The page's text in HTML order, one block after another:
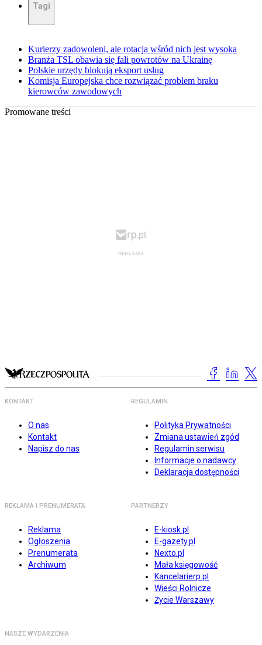
Tagi
Kurierzy zadowoleni, ale rotacja wśród nich jest wysoka
Branża TSL obawia się fali powrotów na Ukrainę
Polskie urzędy blokują eksport usług
Komisja Europejska chce rozwiązać problem braku
kierowców zawodowych
Promowane treści
KONTAKT
O nas
Kontakt
Napisz do nas
REGULAMIN
Polityka Prywatności
Zmiana ustawień zgód
Regulamin serwisu
Informacje o nadawcy
Deklaracja dostępności
REKLAMA I PRENUMERATA
Reklama
Ogłoszenia
Prenumerata
Archiwum
PARTNERZY
E-kiosk.pl
E-gazety.pl
Nexto.pl
Mała księgowość
Kancelarierp.pl
Wieści Rolnicze
Życie Warszawy
NASZE WYDARZENIA